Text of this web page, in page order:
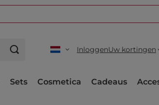
InloggenUw kortingen
Sets Cosmetica Cadeaus